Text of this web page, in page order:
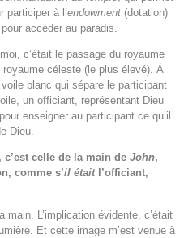
participer à l’endowment (dotation)
accéder au paradis.
c’était le passage du royaume
céleste (le plus élevé). À
blanc qui sépare le participant
un officiant, représentant Dieu
enseigner au participant ce qu’il
Dieu.
c’est celle de la main de John,
comme s’il étaitl’officiant,
main. L’implication évidente, c’était
Et cette image m’est venue à